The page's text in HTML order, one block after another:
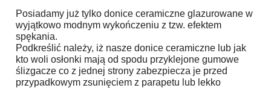
Posiadamy już tylko donice ceramiczne glazurowane w
wyjątkowo modnym wykończeniu z tzw. efektem
spękania.
Podkreślić należy, iż nasze donice ceramiczne lub jak
kto woli osłonki mają od spodu przyklejone gumowe
ślizgacze co z jednej strony zabezpiecza je przed
przypadkowym zsunięciem z parapetu lub lekko